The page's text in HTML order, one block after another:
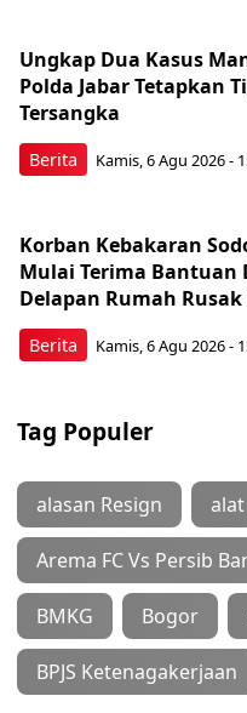
Berita
Ungkap Dua Kasus
Polda Jabar Tetapkan
Tersangka
Kamis, 6 Agu 2026 -
Berita
Korban Kebakaran
Mulai Terima Bantuan
Delapan Rumah
Kamis, 6 Agu 2026 -
Tag Populer
alasan Resign
Arema FC Vs Persib
BMKG Bogor
BPJS Ketenagakerjaan